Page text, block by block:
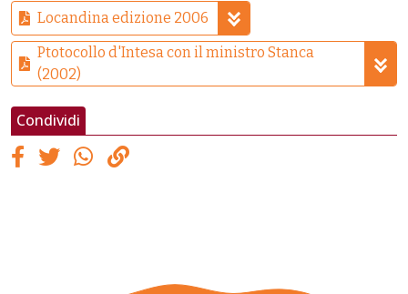
Locandina edizione 2006
Ptotocollo d'Intesa con il ministro Stanca
(2002)
Condividi